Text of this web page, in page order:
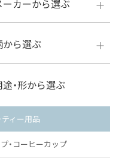
ーカーから選ぶ
から選ぶ
途・形から選ぶ
ティー用品
・コーヒーカップ